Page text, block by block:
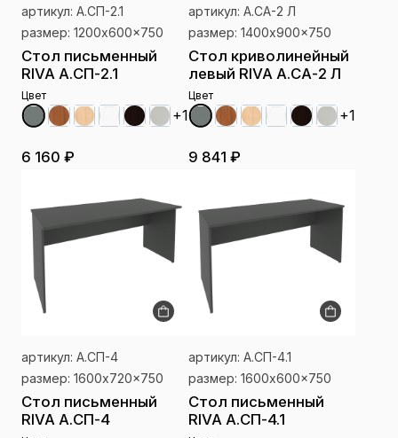
артикул: А.СП-2.1
размер: 1200x600x750
Стол письменный
RIVA А.СП-2.1
Цвет
+1
6 160 ₽
артикул: А.СА-2 Л
размер: 1400x900x750
Стол криволинейный
левый RIVA А.СА-2 Л
Цвет
+1
9 841 ₽
артикул: А.СП-4
размер: 1600x720x750
Стол письменный
RIVA А.СП-4
артикул: А.СП-4.1
размер: 1600x600x750
Стол письменный
RIVA А.СП-4.1